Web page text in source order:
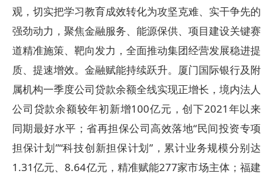
观，切实把学习教育成效转化为攻坚克难、实干争先的
强劲动力，聚焦金融服务、能源保供、项目建设关键赛
道精准施策、靶向发力，全面推动集团经营发展稳进提
质、提速增效。金融赋能持续跃升。 厦门国际银行及附
属机构一季度公司贷款余额全线实现正增长，境内法人
公司贷款余额较年初新增100亿元，创下2021年以来
同期最好水平； 省再担保公司高效落地“民间投资专项
担保计划”“科技创新担保计划”，累计业务规模分别达
1.31亿元、8.64亿元，精准赋能277家市场主体；福建